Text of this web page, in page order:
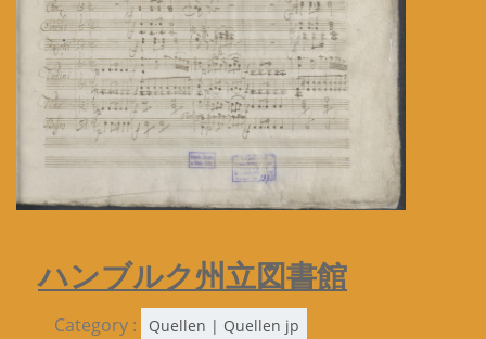
ハンブルク州立図書館
Category : Quellen | Quellen jp